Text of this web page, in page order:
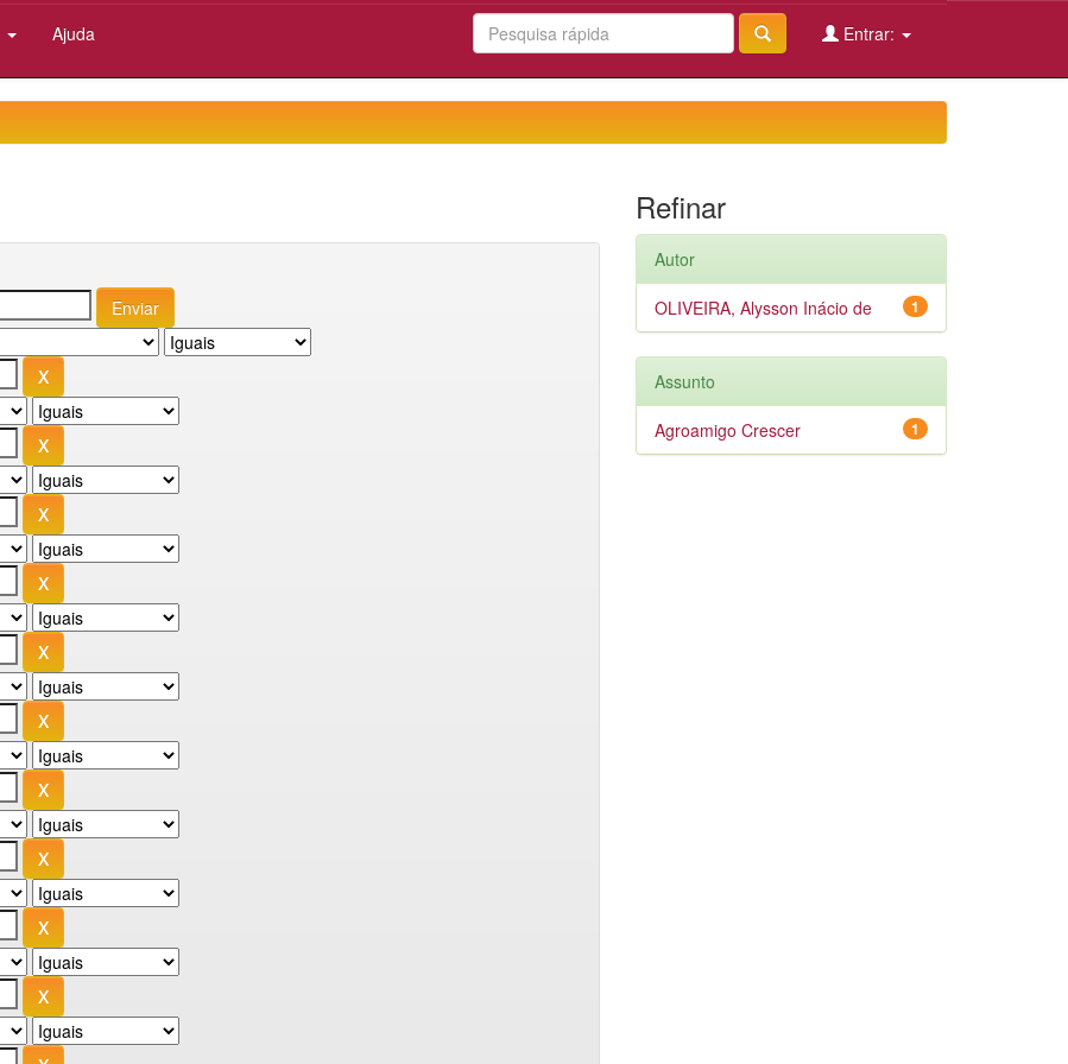
Ajuda Entrar:
Refinar
Autor
1
OLIVEIRA, Alysson Inácio de
Assunto
1
Agroamigo Crescer